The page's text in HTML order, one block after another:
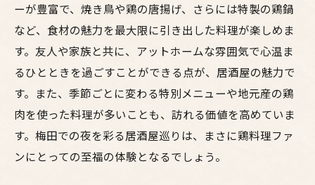
ーが豊富で、焼き鳥や鶏の唐揚げ、さらには特製の鶏鍋
など、食材の魅力を最大限に引き出した料理が楽しめま
す。友人や家族と共に、アットホームな雰囲気で心温ま
るひとときを過ごすことができる点が、居酒屋の魅力で
す。また、季節ごとに変わる特別メニューや地元産の鶏
肉を使った料理が多いことも、訪れる価値を高めていま
す。梅田での夜を彩る居酒屋巡りは、まさに鶏料理ファ
ンにとっての至福の体験となるでしょう。